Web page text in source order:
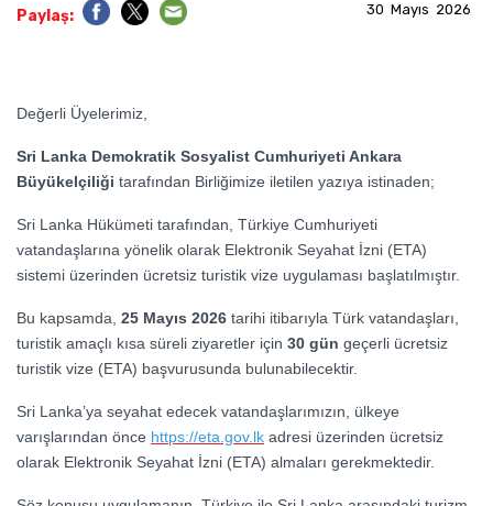
30 Mayıs 2026
Paylaş:
Değerli Üyelerimiz,
Sri Lanka Demokratik Sosyalist Cumhuriyeti Ankara
Büyükelçiliği tarafından Birliğimize iletilen yazıya istinaden;
Sri Lanka Hükümeti tarafından, Türkiye Cumhuriyeti
vatandaşlarına yönelik olarak Elektronik Seyahat İzni (ETA)
sistemi üzerinden ücretsiz turistik vize uygulaması başlatılmıştır.
Bu kapsamda, 25 Mayıs 2026 tarihi itibarıyla Türk vatandaşları,
turistik amaçlı kısa süreli ziyaretler için 30 gün geçerli ücretsiz
turistik vize (ETA) başvurusunda bulunabilecektir.
Sri Lanka’ya seyahat edecek vatandaşlarımızın, ülkeye
varışlarından önce https://eta.gov.lk adresi üzerinden ücretsiz
olarak Elektronik Seyahat İzni (ETA) almaları gerekmektedir.